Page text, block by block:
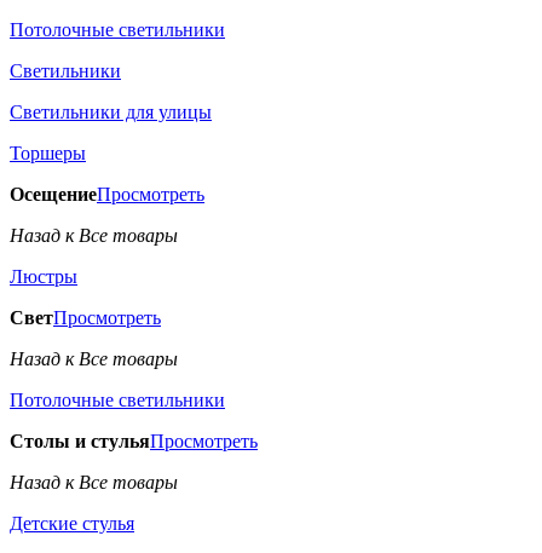
Потолочные светильники
Светильники
Светильники для улицы
Торшеры
ОсещениеПросмотреть
Назад к Все товары
Люстры
СветПросмотреть
Назад к Все товары
Потолочные светильники
Столы и стульяПросмотреть
Назад к Все товары
Детские стулья